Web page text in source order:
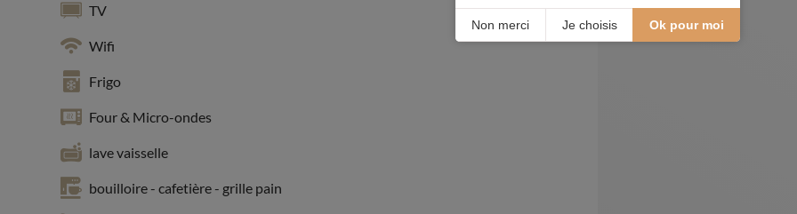
TV
Wifi
Frigo
Four & Micro-ondes
lave vaisselle
bouilloire - cafetière - grille pain
Ok pour moi
Non merci Je choisis